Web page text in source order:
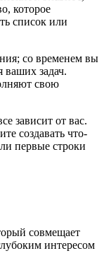
которое
список или
со временем вы
ваших задач.
свою
зависит от вас.
создавать что-
первые строки
совмещает
интересом